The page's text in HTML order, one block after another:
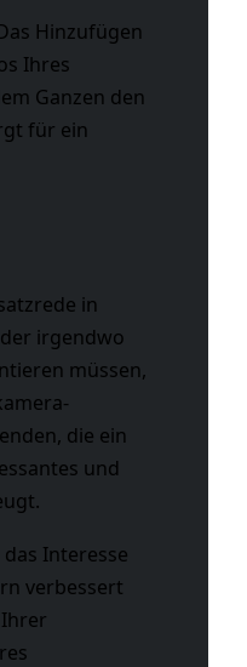
Hinzufügen
Ihres
Ganzen den
für ein
in
irgendwo
müssen,
die ein
und
Interesse
verbessert